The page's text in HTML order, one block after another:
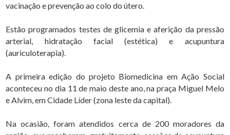
vacinação e prevenção ao colo do útero.
Estão programados testes de glicemia e aferição da pressão
arterial, hidratação facial (estética) e acupuntura
(auriculoterapia).
A primeira edição do projeto Biomedicina em Ação Social
aconteceu no dia 11 de maio deste ano, na praça Miguel Melo
e Alvim, em Cidade Líder (zona leste da capital).
Na ocasião, foram atendidos cerca de 200 moradores da